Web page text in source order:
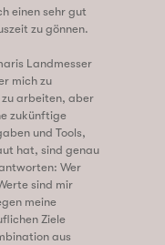
einen sehr gut
zu gönnen.
Landmesser
mich zu
arbeiten, aber
zukünftige
und Tools,
hat, sind genau
Wer
sind mir
meine
Ziele
aus